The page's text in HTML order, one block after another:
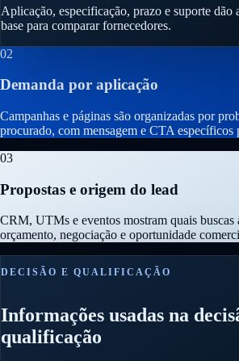
Aplicação, especificação, prazo e suporte dão
base para comparar fornecedores.
02
Demanda por aplicação
Campanhas e páginas são organizadas por
procurado, com mensagem e CTA específicos
03
Propostas e origem do lead
CRM, UTMs e eventos mostram quais buscas
orçamento, negociação e oportunidade
DECISÃO E QUALIFICAÇÃO
Informações usadas na
qualificação